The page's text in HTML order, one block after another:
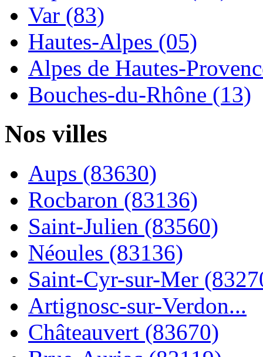
Var (83)
Hautes-Alpes (05)
Alpes de Hautes-
Bouches-du-Rhône (13)
Nos villes
Aups (83630)
Rocbaron (83136)
Saint-Julien (83560)
Néoules (83136)
Saint-Cyr-sur-Mer
Artignosc-sur-Verdon...
Châteauvert (83670)